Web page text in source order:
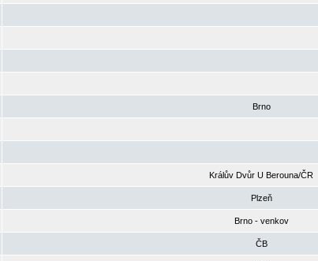
Brno
Králův Dvůr U Berouna/ČR
Plzeň
Brno - venkov
ČB